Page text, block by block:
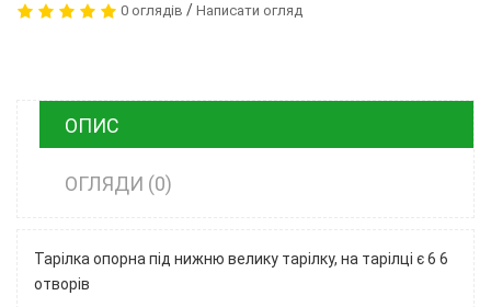
0 оглядів / Написати огляд
ОПИС
ОГЛЯДИ (0)
Тарілка опорна під нижню велику тарілку, на тарілці є 6 6
отворів